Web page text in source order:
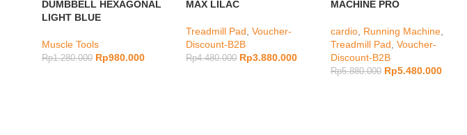
DUMBBELL HEXAGONAL
LIGHT BLUE
Muscle Tools
Rp1.280.000 Rp980.000
MAX LILAC
Treadmill Pad Voucher-
Discount-B2B
Rp4.480.000 Rp3.880.000
MACHINE PRO
cardio, Running Machine,
Treadmill Pad Voucher-
Discount-B2B
Rp5.880.000 Rp5.480.000